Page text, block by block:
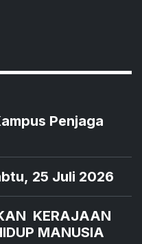
Penjaga
25 Juli 2026
KERAJAAN
MANUSIA